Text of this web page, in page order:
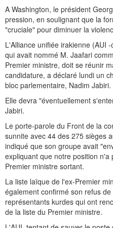
A Washington, le président
pression, en soulignant que la
"cruciale" pour diminuer la
L'Alliance unifiée irakienne (AUI
qui avait nommé M. Jaafari
Premier ministre, doit se réunir
candidature, a déclaré lundi un
bloc parlementaire, Nadim Jabiri.
Elle devra "éventuellement
Jabiri.
Le porte-parole du Front de la
sunnite avec 44 des 275 sièges
indiqué que son groupe avait
expliquant que notre position n'a
Premier ministre sortant.
La liste laïque de l'ex-Premier
également confirmé son refus
représentants kurdes qui ont
de la liste du Premier ministre.